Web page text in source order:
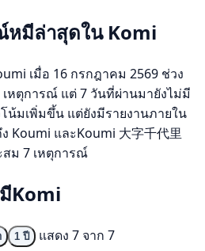
หมีล่าสุดใน Komi
เมื่อ 16 กรกฎาคม 2569 ช่วง
หตุการณ์ แต่ 7 วันที่ผ่านมายังไม่มี
น้มเพิ่มขึ้น แต่ยังมีรายงานภายใน
Koumi และKoumi 大字千代里
ม 7 เหตุการณ์
Komi
1 ปี
แสดง 7 จาก 7